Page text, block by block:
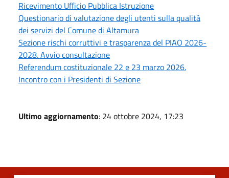
Ricevimento Ufficio Pubblica Istruzione
Questionario di valutazione degli utenti sulla qualità
dei servizi del Comune di Altamura
Sezione rischi corruttivi e trasparenza del PIAO 2026-
2028. Avvio consultazione
Referendum costituzionale 22 e 23 marzo 2026.
Incontro con i Presidenti di Sezione
Ultimo aggiornamento: 24 ottobre 2024, 17:23